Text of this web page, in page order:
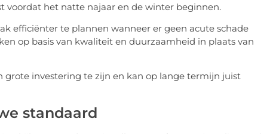
het natte najaar en de winter beginnen.
efficiënter te plannen wanneer er geen acute schade
op basis van kwaliteit en duurzaamheid in plaats van
grote investering te zijn en kan op lange termijn juist
standaard